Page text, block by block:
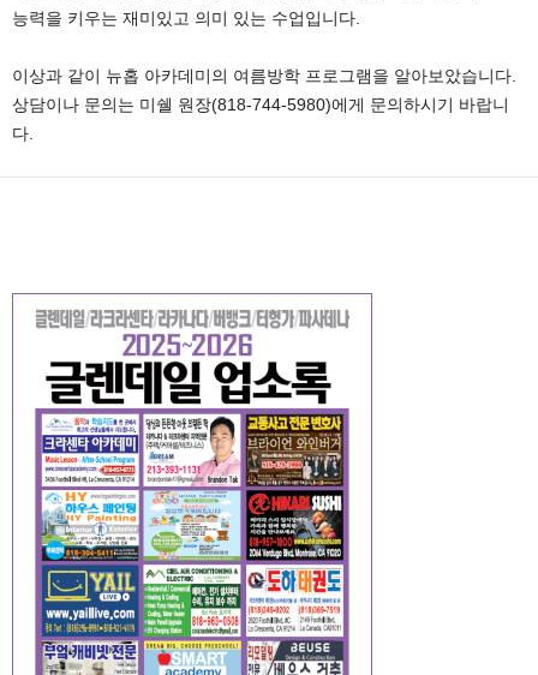
능력을 키우는 재미있고 의미 있는 수업입니다.
이상과 같이 뉴홉 아카데미의 여름방학 프로그램을 알아보았습니다.
상담이나 문의는 미쉘 원장(818-744-5980)에게 문의하시기 바랍니
다.